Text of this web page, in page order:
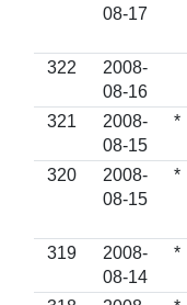
08-17
322
2008-
08-16
321
2008-
08-15
*
320
2008-
08-15
*
319
2008-
08-14
*